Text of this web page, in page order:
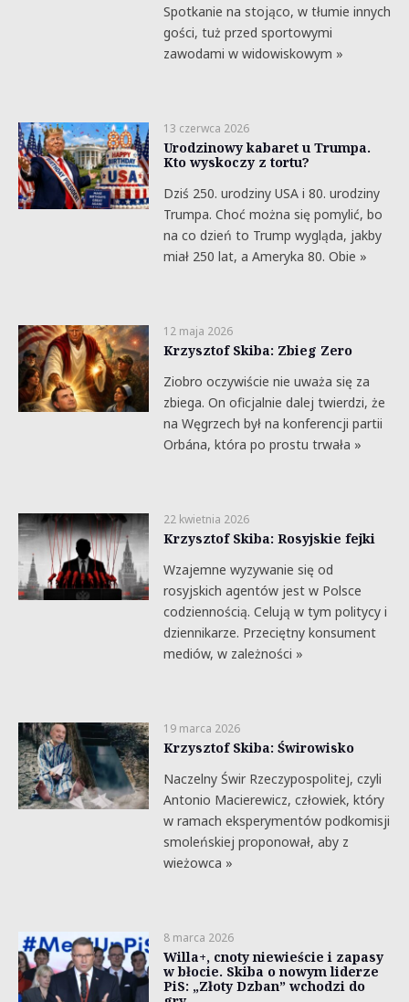
Spotkanie na stojąco, w tłumie innych
gości, tuż przed sportowymi
zawodami w widowiskowym »
13 czerwca 2026
Urodzinowy kabaret u Trumpa.
Kto wyskoczy z tortu?
Dziś 250. urodziny USA i 80. urodziny
Trumpa. Choć można się pomylić, bo
na co dzień to Trump wygląda, jakby
miał 250 lat, a Ameryka 80. Obie »
12 maja 2026
Krzysztof Skiba: Zbieg Zero
Ziobro oczywiście nie uważa się za
zbiega. On oficjalnie dalej twierdzi, że
na Węgrzech był na konferencji partii
Orbána, która po prostu trwała »
22 kwietnia 2026
Krzysztof Skiba: Rosyjskie fejki
Wzajemne wyzywanie się od
rosyjskich agentów jest w Polsce
codziennością. Celują w tym politycy i
dziennikarze. Przeciętny konsument
mediów, w zależności »
19 marca 2026
Krzysztof Skiba: Świrowisko
Naczelny Świr Rzeczypospolitej, czyli
Antonio Macierewicz, człowiek, który
w ramach eksperymentów podkomisji
smoleńskiej proponował, aby z
wieżowca »
8 marca 2026
Willa+, cnoty niewieście i zapasy
w błocie. Skiba o nowym liderze
PiS: „Złoty Dzban” wchodzi do